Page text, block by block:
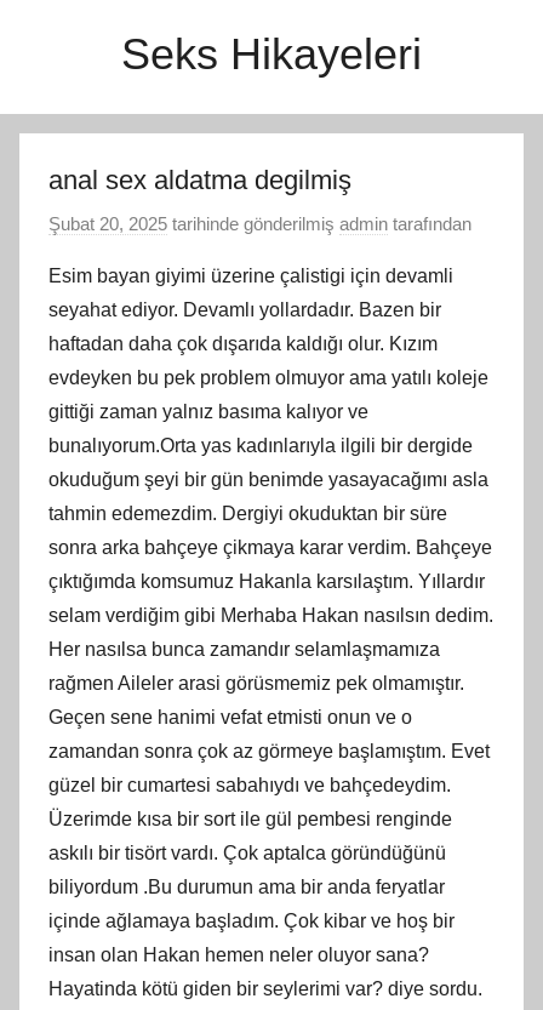
Seks Hikayeleri
anal sex aldatma degilmiş
Şubat 20, 2025 tarihinde gönderilmiş admin tarafından
Esim bayan giyimi üzerine çalistigi için devamli
seyahat ediyor. Devamlı yollardadır. Bazen bir
haftadan daha çok dışarıda kaldığı olur. Kızım
evdeyken bu pek problem olmuyor ama yatılı koleje
gittiği zaman yalnız basıma kalıyor ve
bunalıyorum.Orta yas kadınlarıyla ilgili bir dergide
okuduğum şeyi bir gün benimde yasayacağımı asla
tahmin edemezdim. Dergiyi okuduktan bir süre
sonra arka bahçeye çikmaya karar verdim. Bahçeye
çıktığımda komsumuz Hakanla karsılaştım. Yıllardır
selam verdiğim gibi Merhaba Hakan nasılsın dedim.
Her nasılsa bunca zamandır selamlaşmamıza
rağmen Aileler arasi görüsmemiz pek olmamıştır.
Geçen sene hanimi vefat etmisti onun ve o
zamandan sonra çok az görmeye başlamıştım. Evet
güzel bir cumartesi sabahıydı ve bahçedeydim.
Üzerimde kısa bir sort ile gül pembesi renginde
askılı bir tisört vardı. Çok aptalca göründüğünü
biliyordum .Bu durumun ama bir anda feryatlar
içinde ağlamaya başladım. Çok kibar ve hoş bir
insan olan Hakan hemen neler oluyor sana?
Hayatinda kötü giden bir seylerimi var? diye sordu.